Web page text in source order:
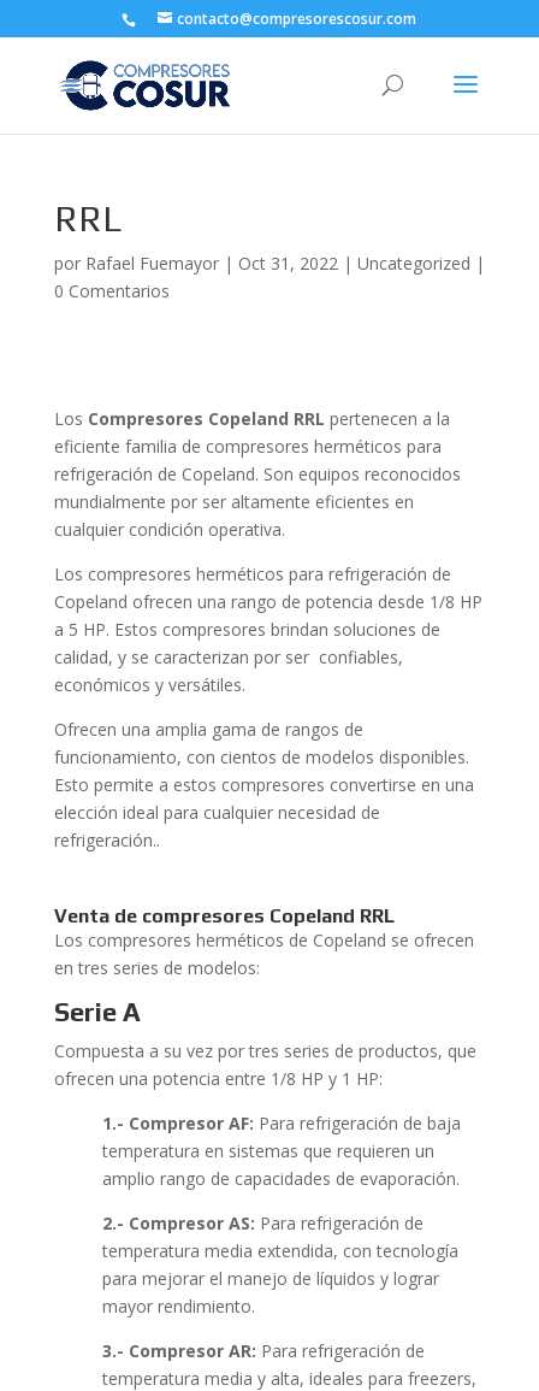
contacto@compresorescosur.com
RRL
por Rafael Fuemayor| Oct 31, 2022| Uncategorized |
0 Comentarios
Los Compresores Copeland RRL pertenecen a la
eficiente familia de compresores herméticos para
refrigeración de Copeland. Son equipos reconocidos
mundialmente por ser altamente eficientes en
cualquier condición operativa.
Los compresores herméticos para refrigeración de
Copeland ofrecen una rango de potencia desde 1/8 HP
a 5 HP. Estos compresores brindan soluciones de
calidad, y se caracterizan por ser confiables,
económicos y versátiles.
Ofrecen una amplia gama de rangos de
funcionamiento, con cientos de modelos disponibles.
Esto permite a estos compresores convertirse en una
elección ideal para cualquier necesidad de
refrigeración..
Ventade compresores Copeland RRL
Los compresores herméticos de Copeland se ofrecen
en tres series de modelos:
Serie A
Compuesta a su vez por tres series de productos, que
ofrecen una potencia entre 1/8 HP y 1 HP:
1.- Compresor AF: Para refrigeración de baja
temperatura en sistemas que requieren un
amplio rango de capacidades de evaporación.
2.- Compresor AS: Para refrigeración de
temperatura media extendida, con tecnología
para mejorar el manejo de líquidos y lograr
mayor rendimiento.
3.- Compresor AR: Para refrigeración de
temperatura media y alta, ideales para freezers,